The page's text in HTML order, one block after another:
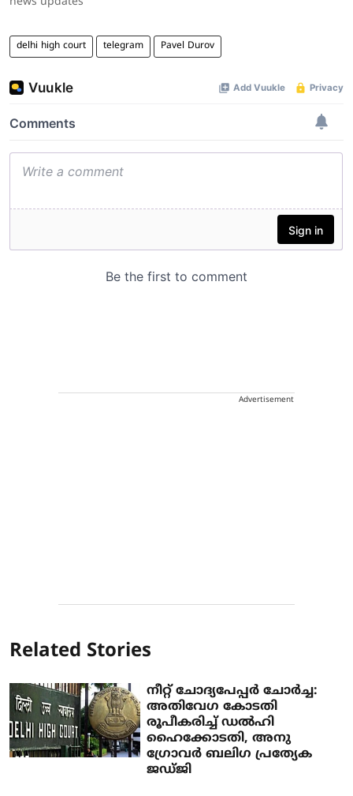
delhi high court telegram Pavel Durov
Advertisement
Related Stories
നീറ്റ് ചോദ്യപേപ്പര്‍ ചോര്‍ച്ച:
അതിവേഗ കോടതി
രൂപീകരിച്ച് ഡല്‍ഹി
ഹൈക്കോടതി, അനു
ഗ്രോവര്‍ ബലിഗ പ്രത്യേക
ജഡ്ജി